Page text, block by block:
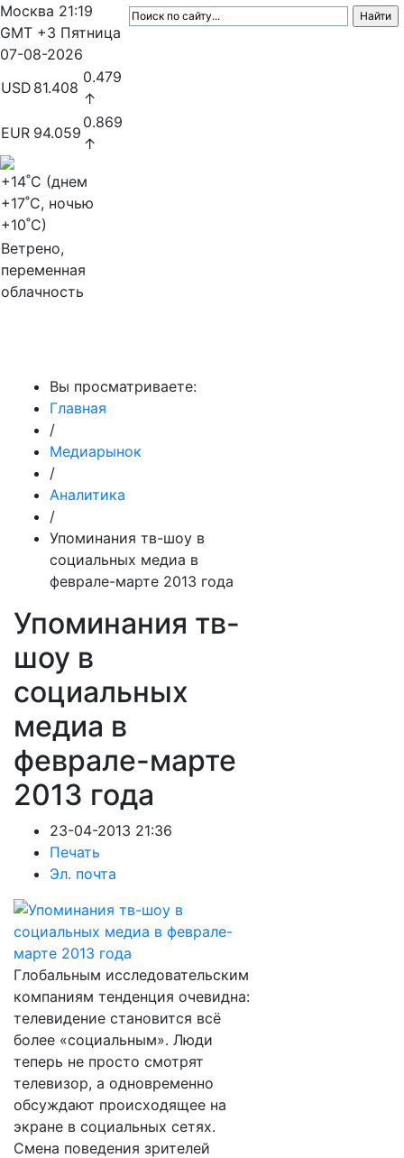
Москва 21:19
GMT +3 Пятница
07-08-2026
USD 81.408
0.479
↑
EUR 94.059
0.869
↑
+14˚C (днем
+17˚C, ночью
+10˚C)
Ветрено,
переменная
облачность
Вы просматриваете:
Главная
/
Медиарынок
/
Аналитика
/
Упоминания тв-шоу в
социальных медиа в
феврале-марте 2013 года
Упоминания тв-
шоу в
социальных
медиа в
феврале-марте
2013 года
23-04-2013 21:36
Печать
Эл. почта
Глобальным исследовательским
компаниям тенденция очевидна:
телевидение становится всё
более «социальным». Люди
теперь не просто смотрят
телевизор, а одновременно
обсуждают происходящее на
экране в социальных сетях.
Смена поведения зрителей